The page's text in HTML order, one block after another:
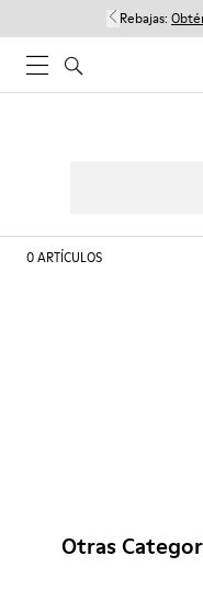
Rebajas:
0ARTÍCULOS
Otras